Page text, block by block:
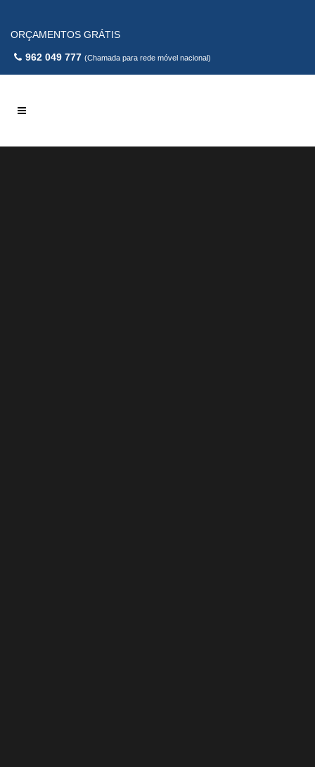
ORÇAMENTOS GRÁTIS
962 049 777 (Chamada para rede móvel nacional)